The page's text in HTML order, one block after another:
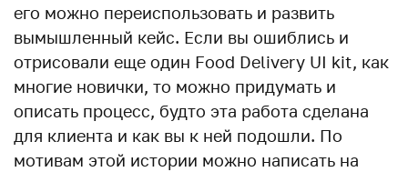
его можно переиспользовать и развить
вымышленный кейс. Если вы ошиблись и
отрисовали еще один Food Delivery UI kit, как
многие новички, то можно придумать и
описать процесс, будто эта работа сделана
для клиента и как вы к ней подошли. По
мотивам этой истории можно написать на